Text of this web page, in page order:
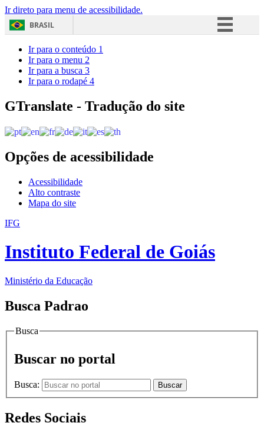
Ir direto para menu de acessibilidade.
BRASIL
Acesso à informação
Ir para o conteúdo 1
Ir para o menu 2
Ir para a busca 3
Ir para o rodapé 4
GTranslate - Tradução do site
Opções de acessibilidade
Acessibilidade
Alto contraste
Mapa do site
IFG
Instituto Federal de Goiás
Ministério da Educação
Busca Padrao
Busca
Buscar no portal
Busca: Buscar
Redes Sociais